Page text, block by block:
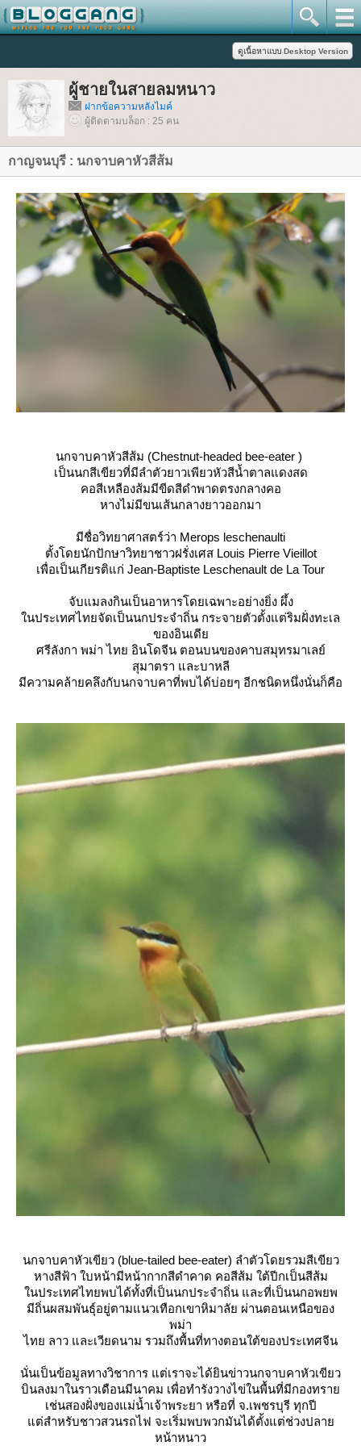
ผู้ชายในสายลมหนาว
ฝากข้อความหลังไมค์
ผู้ติดตามบล็อก : 25 คน
กาญจนบุรี : นกจาบคาหัวสีส้ม
นกจาบคาหัวสีส้ม (Chestnut-headed bee-eater )
เป็นนกสีเขียวที่มีลำตัวยาวเพียวหัวสีน้ำตาลแดงสด
คอสีเหลืองส้มมีขีดสีดำพาดตรงกลางคอ
หางไม่มีขนเส้นกลางยาวออกมา
มีชื่อวิทยาศาสตร์ว่า Merops leschenaulti
ตั้งโดยนักปักษาวิทยาชาวฝรั่งเศส Louis Pierre Vieillot
เพื่อเป็นเกียรติแก่ Jean-Baptiste Leschenault de La Tour
จับแมลงกินเป็นอาหารโดยเฉพาะอย่างยิ่ง ผึ้ง
นประเทศไทยจัดเป็นนกประจำถิ่น กระจายตัวตั้งแต่ริมฝั่งทะเล
ของอินเดี
ศรีลังกา พม่า ไทย อินโดจีน ตอนบนของคาบสมุทรมาเลย์
สุมาตรา และบาหลี
มีความคล้ายคลึงกับนกจาบคาที่พบได้บ่อยๆ อีกชนิดหนึ่งนั่นก็คือ
นกจาบคาหัวเขียว(blue-tailed bee-eater) ลำตัวโดยรวมสีเขียว
หางสีฟ้า ใบหน้ามีหน้ากากสีดำคาด คอสีส้ม ใต้ปีกเป็นสีส้ม
นประเทศไทยพบได้ทั้งที่เป็นนกประจำถิ่น และที่เป็นนกอพยพ
มีถิ่นผสมพันธุ์อยู่ตามแนวเทือกเขาหิมาลัย ผ่านตอนเหนือของ
พม่า
ไทย ลาว และเวียดนาม รวมถึงพื้นที่ทางตอนใต้ของประเทศจีน
นั่นเป็นข้อมูลทางวิชาการ แต่เราจะได้ยินข่าวนกจาบคาหัวเขียว
บินลงมาในราวเดือนมีนาคม เพื่อทำรังวางไข่ในพื้นที่มีกองทรา
เช่นสองฝั่งของแม่น้ำเจ้าพระยา หรือที่ จ.เพชรบุรี ทุกปี
ต่สำหรับชาวสวนรถไฟ จะเริ่มพบพวกมันได้ตั้งแต่ช่วงปลา
หน้าหนาว